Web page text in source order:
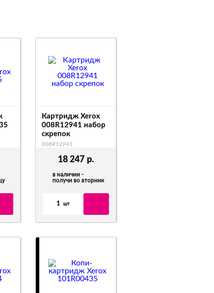
18 247 р.
в наличии -
получи во вторник
1 шт
Картридж Xerox
008R12941 набор
скрепок
008R12941